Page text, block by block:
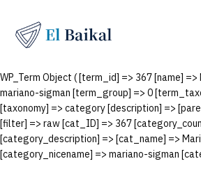
WP_Term Object ( [term_id] => 367 [name]
mariano-sigman [term_group] => 0
[taxonomy] => category [description] =>
[filter] => raw [cat_ID] => 367
[category_description] => [cat_name] =>
[category_nicename] => mariano-sigman